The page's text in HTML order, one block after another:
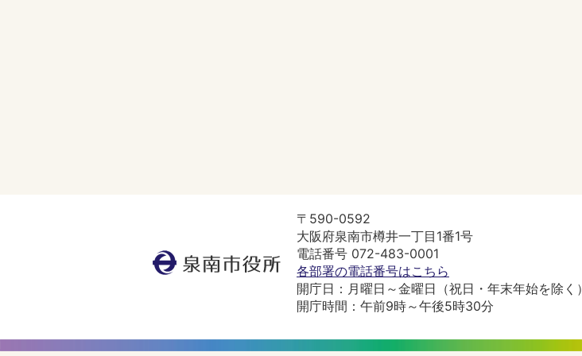
泉
南
〒590-0592
大阪府泉南市樽井一丁目1番1号
電話番号 072-483-0001
各部署の電話番号はこちら
開庁日：月曜日～金曜日（祝日・年末年始を除く）
開庁時間：午前9時～午後5時30分